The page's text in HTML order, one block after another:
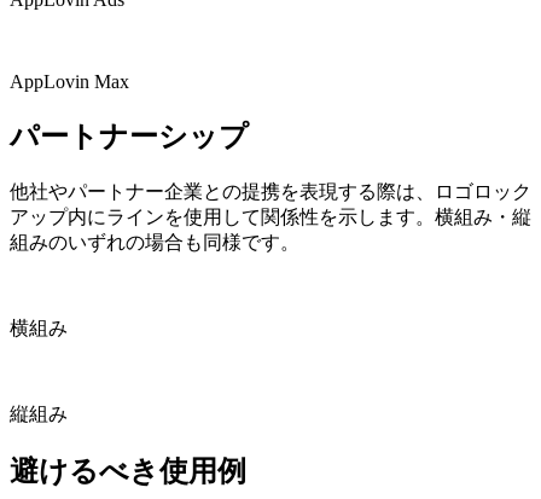
AppLovin Max
パートナーシップ
他社やパートナー企業との提携を表現する際は、ロゴロック
アップ内にラインを使用して関係性を示します。横組み・縦
組みのいずれの場合も同様です。
横組み
縦組み
避けるべき使用例